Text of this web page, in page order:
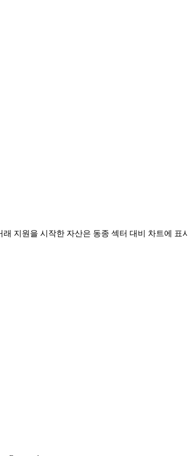
지원을 시작한 자산은 동종 섹터 대비 차트에 표